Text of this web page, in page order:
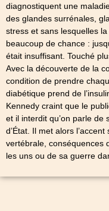
diagnostiquent une
des glandes surrénales,
stress et sans lesquelles
beaucoup de chance :
était insuffisant. Touché
Avec la découverte de la
condition de prendre
diabétique prend de
Kennedy craint que le
et il interdit qu’on parle
d’État. Il met alors
vertébrale, conséquences
les uns ou de sa guerre